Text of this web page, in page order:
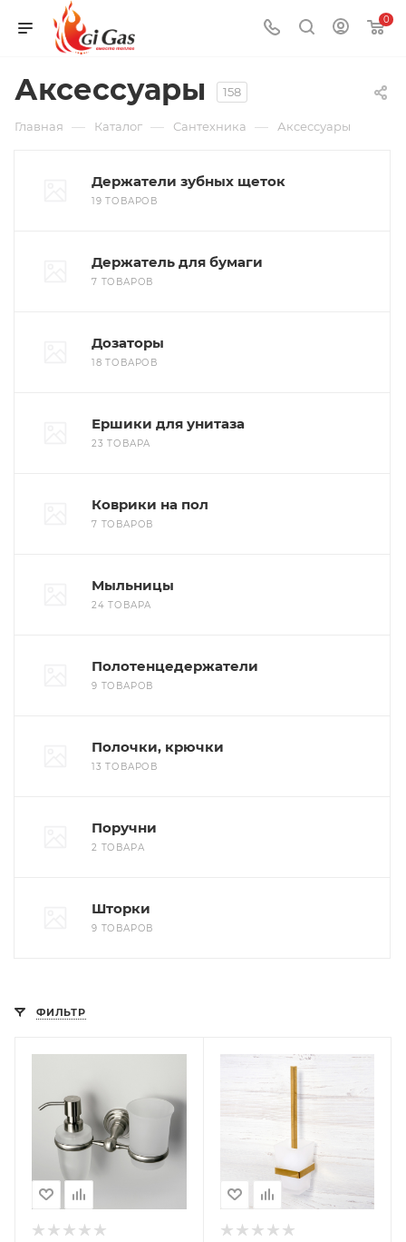
0
Аксессуары 158
Главная — Каталог — Сантехника — Аксессуары
Держатели зубных щеток
19 ТОВАРОВ
Держатель для бумаги
7 ТОВАРОВ
Дозаторы
18 ТОВАРОВ
Ершики для унитаза
23 ТОВАРА
Коврики на пол
7 ТОВАРОВ
Мыльницы
24 ТОВАРА
Полотенцедержатели
9 ТОВАРОВ
Полочки, крючки
13 ТОВАРОВ
Поручни
2 ТОВАРА
Шторки
9 ТОВАРОВ
ФИЛЬТР